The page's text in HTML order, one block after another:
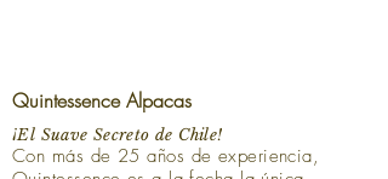
Quintessence Alpacas
¡El Suave Secreto de Chile!
Con más de 25 años de experiencia,